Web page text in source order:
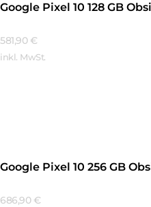
Google Pixel 10 128 GB
581,90 €
inkl. MwSt.
Google Pixel 10 256 GB
686,90 €